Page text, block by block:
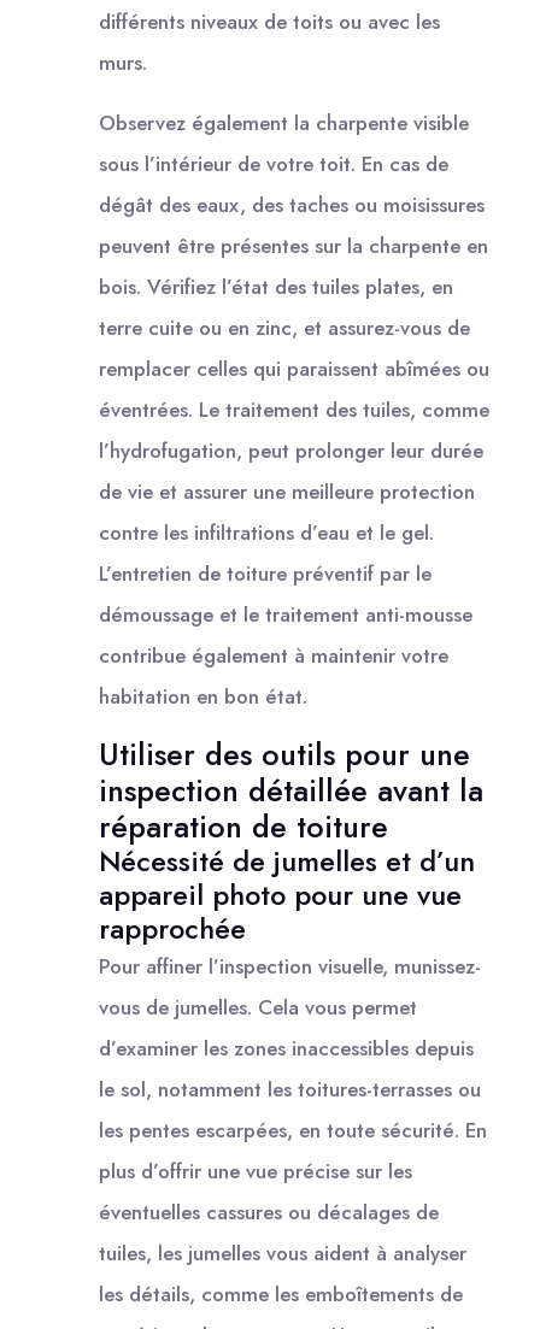
différents niveaux de toits ou avec les
murs.
Observez également la charpente visible
sous l’intérieur de votre toit. En cas de
dégât des eaux, des taches ou moisissures
peuvent être présentes sur la charpente en
bois. Vérifiez l’état des tuiles plates, en
terre cuite ou en zinc, et assurez-vous de
remplacer celles qui paraissent abîmées ou
éventrées. Le traitement des tuiles, comme
l’hydrofugation, peut prolonger leur durée
de vie et assurer une meilleure protection
contre les infiltrations d’eau et le gel.
L’entretien de toiture préventif par le
démoussage et le traitement anti-mousse
contribue également à maintenir votre
habitation en bon état.
Utiliser des outils pour une
inspection détaillée avant la
réparation de toiture
Nécessité de jumelles et d’un
appareil photo pour une vue
rapprochée
Pour affiner l’inspection visuelle, munissez-
vous de jumelles. Cela vous permet
d’examiner les zones inaccessibles depuis
le sol, notamment les toitures-terrasses ou
les pentes escarpées, en toute sécurité. En
plus d’offrir une vue précise sur les
éventuelles cassures ou décalages de
tuiles, les jumelles vous aident à analyser
les détails, comme les emboîtements de